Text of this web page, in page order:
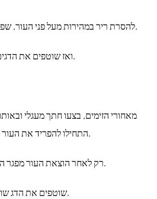
להסרת ריר במהירות מעל פני העור, שפשפו את הפגר במלח.
ואז שוטפים את הדגים היטב מתחת למים.
מאחורי הזימים, בצעו חתך מעגלי
התחילו להפריד את העור מהבשר, אוחזים בראש.
רק לאחר הוצאת העור מפגר הדגים להסרת הראש.
שוטפים את הדג שוב במים לפני הבישול.